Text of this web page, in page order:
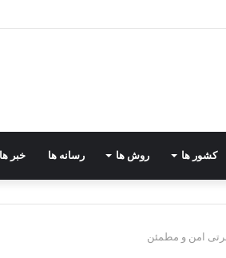
کشور ها روش ها رسانه ها خبر ها
امن و مطمئن